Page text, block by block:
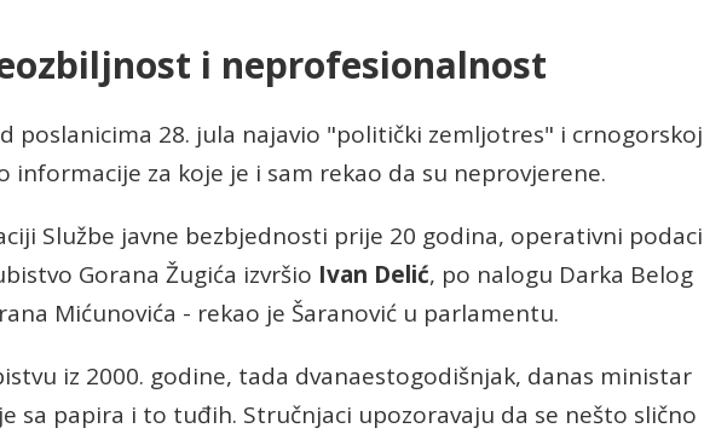
i neprofesionalnost
poslanicima 28. jula najavio "politički zemljotres" i crnogorskoj
informacije za koje je i sam rekao da su neprovjerene.
Službe javne bezbjednosti prije 20 godina, operativni podaci
Gorana Žugića izvršio Ivan Delić, po nalogu Darka Belog
Mićunovića - rekao je Šaranović u parlamentu.
iz 2000. godine, tada dvanaestogodišnjak, danas ministar
sa papira i to tuđih. Stručnjaci upozoravaju da se nešto slično